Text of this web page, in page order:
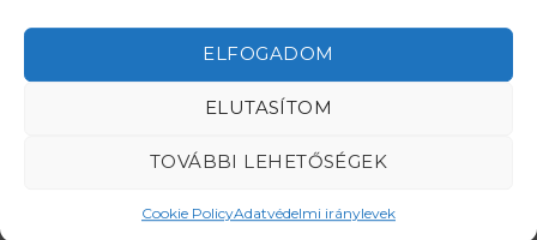
ELFOGADOM
ELUTASÍTOM
TOVÁBBI LEHETŐSÉGEK
Cookie PolicyAdatvédelmi iránylevek
RENDELJE MEG MOST!